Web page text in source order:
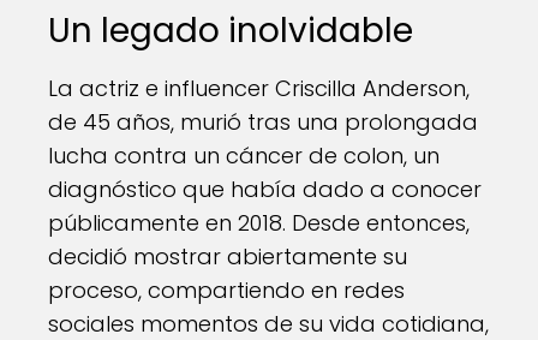
Un legado inolvidable
La actriz e influencer Criscilla Anderson,
de 45 años, murió tras una prolongada
lucha contra un cáncer de colon, un
diagnóstico que había dado a conocer
públicamente en 2018. Desde entonces,
decidió mostrar abiertamente su
proceso, compartiendo en redes
sociales momentos de su vida cotidiana,